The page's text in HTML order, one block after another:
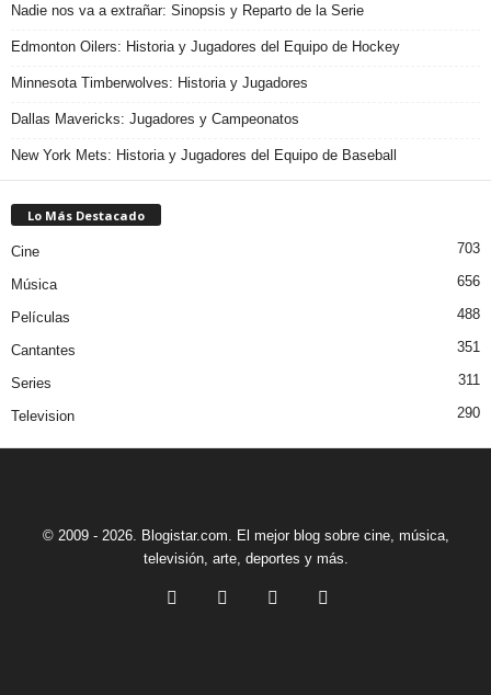
Nadie nos va a extrañar: Sinopsis y Reparto de la Serie
Edmonton Oilers: Historia y Jugadores del Equipo de Hockey
Minnesota Timberwolves: Historia y Jugadores
Dallas Mavericks: Jugadores y Campeonatos
New York Mets: Historia y Jugadores del Equipo de Baseball
Lo Más Destacado
Cine 703
Música 656
Películas 488
Cantantes 351
Series 311
Television 290
© 2009 - 2026. Blogistar.com. El mejor blog sobre cine, música,
televisión, arte, deportes y más.